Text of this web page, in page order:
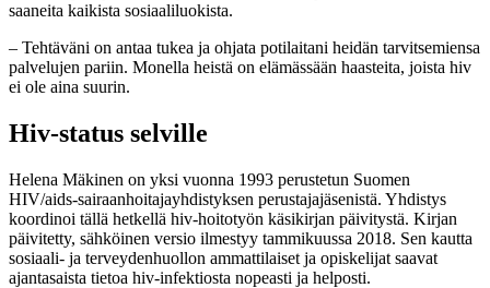
saaneita kaikista sosiaaliluokista.
– Tehtäväni on antaa tukea ja ohjata potilaitani heidän tarvitsemiensa
palvelujen pariin. Monella heistä on elämässään haasteita, joista hiv
ei ole aina suurin.
Hiv-status selville
Helena Mäkinen on yksi vuonna 1993 perustetun Suomen
HIV/aids-sairaanhoitajayhdistyksen perustajajäsenistä. Yhdistys
koordinoi tällä hetkellä hiv-hoitotyön käsikirjan päivitystä. Kirjan
päivitetty, sähköinen versio ilmestyy tammikuussa 2018. Sen kautta
sosiaali- ja terveydenhuollon ammattilaiset ja opiskelijat saavat
ajantasaista tietoa hiv-infektiosta nopeasti ja helposti.